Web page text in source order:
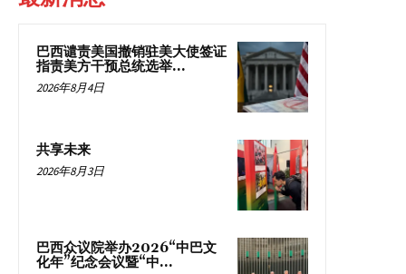
巴西谴责美国撤销驻美大使签证
指责美方干预总统选举...
2026年8月4日
共享未来
2026年8月3日
巴西众议院举办2026“中巴文
化年”纪念会议暨“中...